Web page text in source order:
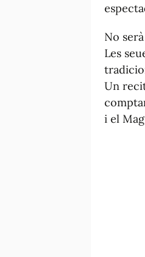
No
Les
Un
i el